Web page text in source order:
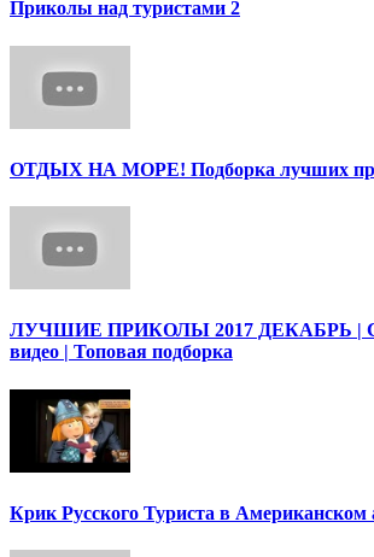
Приколы над туристами 2
ОТДЫХ НА МОРЕ! Подборка лучших
ЛУЧШИЕ ПРИКОЛЫ 2017 ДЕКАБРЬ |
видео | Топовая подборка
Крик Русского Туриста в Американском